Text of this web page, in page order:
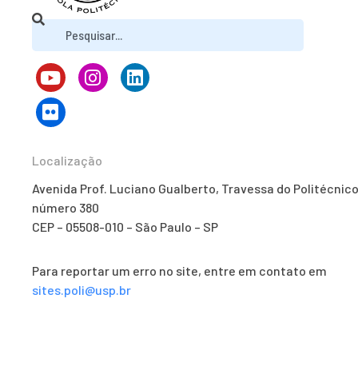
Localização
Avenida Prof. Luciano Gualberto, Travessa do
número 380
CEP – 05508-010 – São Paulo – SP
Para reportar um erro no site, entre em contato em
sites.poli@usp.br